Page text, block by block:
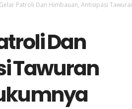
Patroli Dan Himbauan, Antisipasi
Dan
Tawuran